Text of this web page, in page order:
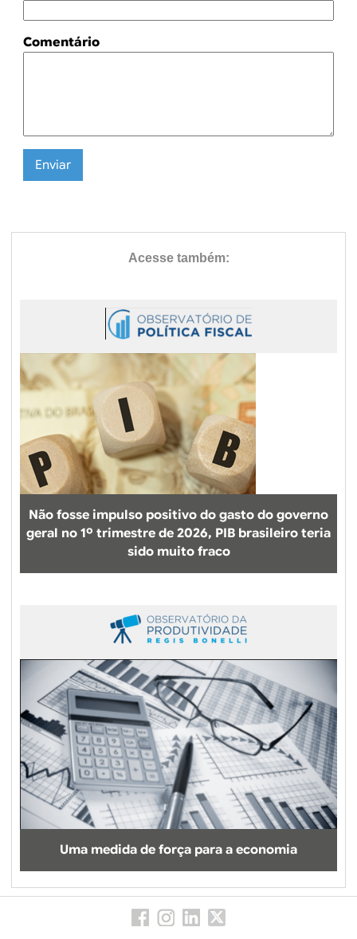
Comentário
Não fosse impulso positivo do gasto do governo
geral no 1º trimestre de 2026, PIB brasileiro teria
sido muito fraco
Uma medida de força para a economia